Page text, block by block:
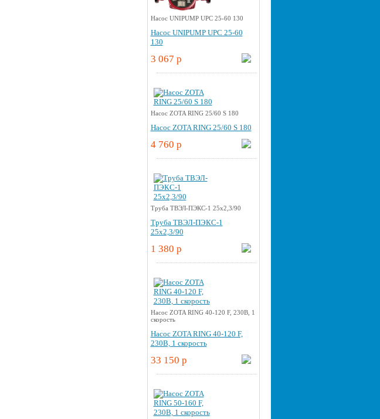
Насос UNIPUMP UPС 25-60 130
Насос UNIPUMP UPС 25-60
130
3 067 p
Насос ZOTA RING 25/60 S 180
Насос ZOTA RING 25/60 S 180
4 760 p
Труба ТВЭЛ-ПЭКС-1 25x2,3/90
Труба ТВЭЛ-ПЭКС-1
25x2,3/90
1 380 p
Насос ZOTA RING 40-120 F, 230В, 1
скорость
Насос ZOTA RING 40-120 F,
230В, 1 скорость
33 150 p